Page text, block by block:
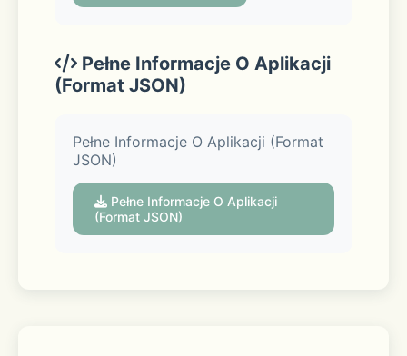
新人福利。活动规则详见活动页面。本活
效，招商证券有权单方面调整下线时
间。）
【工具】神奇九转、智能画线等选股辅助
工具，帮助发现走势拐点
【选股】智能选股，选定指标简单两步轻
松选股
Pełne Informacje O Aplikacji
(Format JSON)
Pełne Informacje O Aplikacji (Format
JSON)
Pełne Informacje O Aplikacji
(Format JSON)